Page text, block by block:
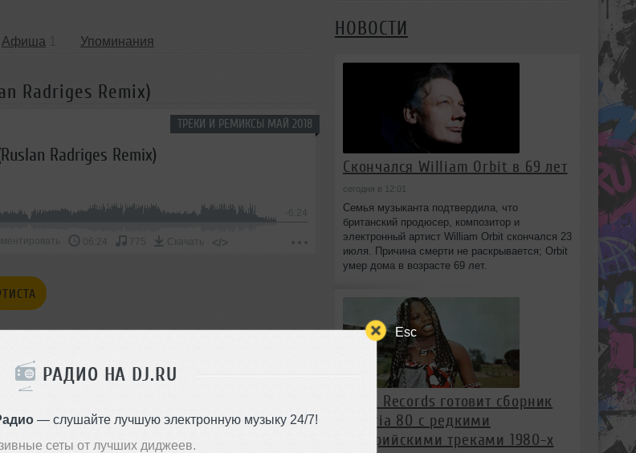
Esc
РАДИО НА DJ.RU
— слушайте лучшую электронную музыку 24/7!
сеты от лучших диджеев.
Афиша Упоминания
Radriges Remix)
ТРЕКИ И РЕМИКСЫ МАЙ 2018
Radriges Remix)
-6:24
06:24 775 Скачать </>
НОВОСТИ
Скончался William Orbit в 69 лет
сегодня в 12:01
Семья музыканта подтвердила, что
британский продюсер, композитор и
электронный артист William Orbit скончался 23
июля. Причина смерти не раскрывается; Orbit
умер дома в возрасте 69 лет.
Strut Records готовит сборник
Nigeria 80 с редкими
нигерийскими треками 1980-х